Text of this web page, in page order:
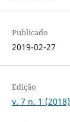
Publicado
2019-02-27
Edição
v. 7 n. 1 (2018)